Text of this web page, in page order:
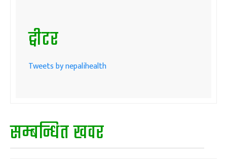
ट्वीटर
Tweets by nepalihealth
सम्बन्धित खवर